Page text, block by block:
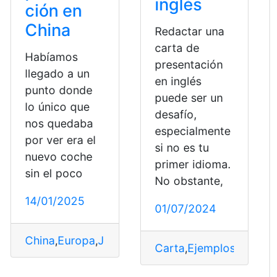
ción en
China
Habíamos
llegado a un
punto donde
lo único que
nos quedaba
por ver era el
nuevo coche
sin el poco
14/01/2025
China,Europa,Juniper
inglés
Redactar una
carta de
presentación
en inglés
puede ser un
desafío,
especialmente
si no es tu
primer idioma.
No obstante,
01/07/2024
Carta,Ejemplos